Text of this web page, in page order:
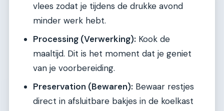
vlees zodat je tijdens de drukke avond
minder werk hebt.
Processing (Verwerking): Kook de
maaltijd. Dit is het moment dat je geniet
van je voorbereiding.
Preservation (Bewaren): Bewaar restjes
direct in afsluitbare bakjes in de koelkast